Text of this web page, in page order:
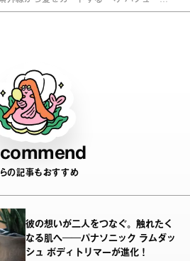
の記事もおすすめ
彼の想いが二人をつなぐ。触れたく
なる肌へ──パナソニック ラムダッ
シュ ボディトリマーが進化！